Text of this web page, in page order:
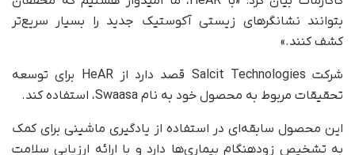
بتوانند نشانگرهای زیستی آکوستیک جدید را بسیار سریع‌تر
کشف کنند.»
شرکت Salcit Technologies قصد دارد از HeAR برای توسعه
تحقیقات مربوط به محصول خود به نام Swaasa، استفاده کند.
این محصول سابقه‌ای در استفاده از یادگیری ماشینی برای کمک
به تشخیص زودهنگام بیماری‌ها دارد و با ارائه ارزیابی سلامت